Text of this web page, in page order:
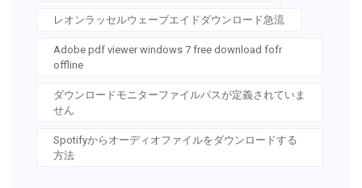
レオンラッセルウェーブエイドダウンロード急流
Adobe pdf viewer windows 7 free download fofr
offline
ダウンロードモニターファイルパスが定義されていま
せん
Spotifyからオーディオファイルをダウンロードする
方法